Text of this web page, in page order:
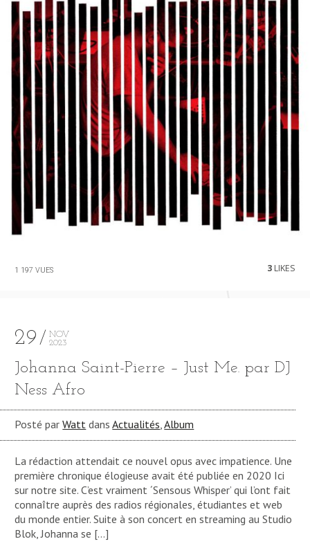
1 197 VUES 3LIKES
29
NOV
2023
Johanna Saint-Pierre – Just Me. par DJ
Ness Afro
Posté parWatt dansActualités,Album
La rédaction attendait ce nouvel opus avec impatience. Une
première chronique élogieuse avait été publiée en 2020 Ici
sur notre site. C’est vraiment ´Sensous Whisper’ qui l’ont fait
connaître auprès des radios régionales, étudiantes et web
du monde entier. Suite à son concert en streaming au Studio
Blok, Johanna se […]